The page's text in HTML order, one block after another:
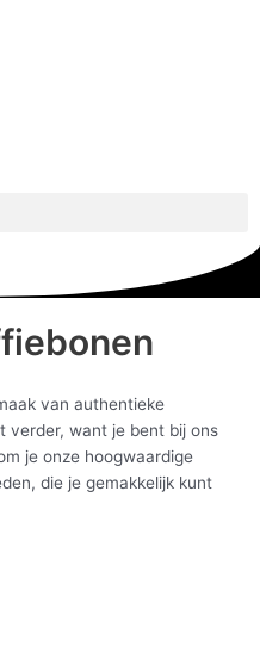
van authentieke
verder, want je bent bij ons
je onze hoogwaardige
die je gemakkelijk kunt